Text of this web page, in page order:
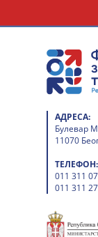
АДРЕСА:
Булевар
11070
ТЕЛЕФОН:
011 311
011 311